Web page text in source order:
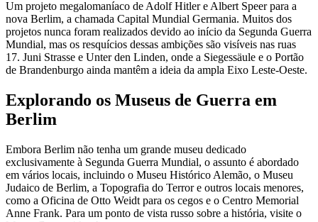
Um projeto megalomaníaco de Adolf Hitler e Albert Speer para a
nova Berlim, a chamada Capital Mundial Germania. Muitos dos
projetos nunca foram realizados devido ao início da Segunda Guerra
Mundial, mas os resquícios dessas ambições são visíveis nas ruas
17. Juni Strasse e Unter den Linden, onde a Siegessäule e o Portão
de Brandenburgo ainda mantêm a ideia da ampla Eixo Leste-Oeste.
Explorando os Museus de Guerra em
Berlim
Embora Berlim não tenha um grande museu dedicado
exclusivamente à Segunda Guerra Mundial, o assunto é abordado
em vários locais, incluindo o Museu Histórico Alemão, o Museu
Judaico de Berlim, a Topografia do Terror e outros locais menores,
como a Oficina de Otto Weidt para os cegos e o Centro Memorial
Anne Frank. Para um ponto de vista russo sobre a história, visite o